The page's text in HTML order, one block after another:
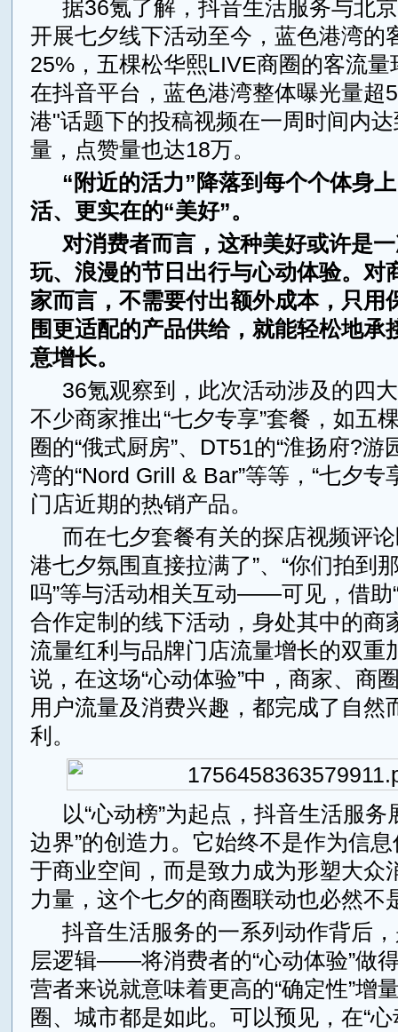
据36氪了解，抖音生活服务与北
开展七夕线下活动至今，蓝色港湾的
25%，五棵松华熙LIVE商圈的客流量
在抖音平台，蓝色港湾整体曝光量超
港"话题下的投稿视频在一周时间内
量，点赞量也达18万。
“附近的活力”降落到每个个体身
活、更实在的“美好”。
对消费者而言，这种美好或许是
玩、浪漫的节日出行与心动体验。对
家而言，不需要付出额外成本，只用
围更适配的产品供给，就能轻松地承
意增长。
36氪观察到，此次活动涉及的四
不少商家推出“七夕专享”套餐，如五
圈的“俄式厨房”、DT51的“淮扬府?游
湾的“Nord Grill & Bar”等等，“七夕专
门店近期的热销产品。
而在七夕套餐有关的探店视频评
港七夕氛围直接拉满了”、“你们拍到
吗”等与活动相关互动——可见，借助
合作定制的线下活动，身处其中的商
流量红利与品牌门店流量增长的双重
说，在这场“心动体验”中，商家、商
用户流量及消费兴趣，都完成了自然
利。
以“心动榜”为起点，抖音生活服务
边界”的创造力。它始终不是作为信
于商业空间，而是致力成为形塑大众
力量，这个七夕的商圈联动也必然不
抖音生活服务的一系列动作背后
层逻辑——将消费者的“心动体验”做
营者来说就意味着更高的“确定性”增
圈、城市都是如此。可以预见，在“